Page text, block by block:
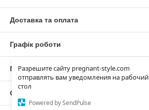
Разрешите сайту pregnant-style.com
отправлять вам уведомления на рабочий
стол
Powered by SendPulse
Доставка та оплата
Графік роботи
Повна версія сайту
Сайт створено на маркетплейсі